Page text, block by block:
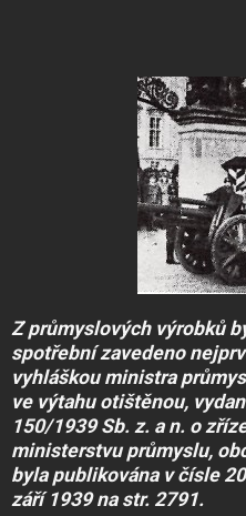
Z průmyslových výrobků
spotřební zavedeno
vyhláškou ministra
ve výtahu otištěnou,
150/1939 Sb. z. a n. o
ministerstvu průmyslu,
byla publikována v čísle
září 1939 na str. 2791.